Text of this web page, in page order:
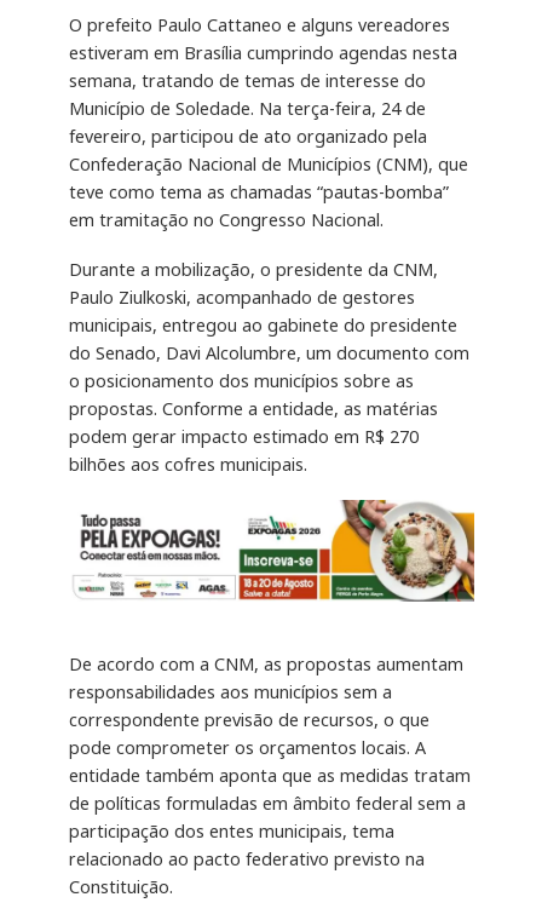
O prefeito Paulo Cattaneo e alguns vereadores
estiveram em Brasília cumprindo agendas nesta
semana, tratando de temas de interesse do
Município de Soledade. Na terça-feira, 24 de
fevereiro, participou de ato organizado pela
Confederação Nacional de Municípios (CNM), que
teve como tema as chamadas “pautas-bomba”
em tramitação no Congresso Nacional.
Durante a mobilização, o presidente da CNM,
Paulo Ziulkoski, acompanhado de gestores
municipais, entregou ao gabinete do presidente
do Senado, Davi Alcolumbre, um documento com
o posicionamento dos municípios sobre as
propostas. Conforme a entidade, as matérias
podem gerar impacto estimado em R$ 270
bilhões aos cofres municipais.
De acordo com a CNM, as propostas aumentam
responsabilidades aos municípios sem a
correspondente previsão de recursos, o que
pode comprometer os orçamentos locais. A
entidade também aponta que as medidas tratam
de políticas formuladas em âmbito federal sem a
participação dos entes municipais, tema
relacionado ao pacto federativo previsto na
Constituição.